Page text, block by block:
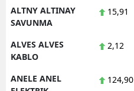
ALTNY ALTINAY
SAVUNMA
15,91
ALVES ALVES
KABLO
2,12
ANELE ANEL
124,90